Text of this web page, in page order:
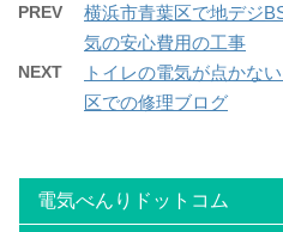
PREV
横浜市青葉区で地デジ
気の安心費用の工事
NEXT
トイレの電気が点かな
区での修理ブログ
電気べんりドットコム